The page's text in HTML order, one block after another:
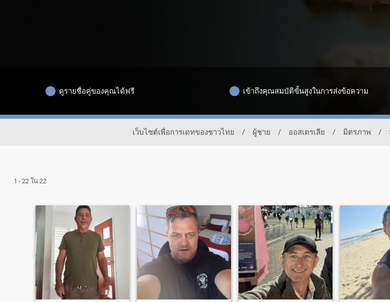
ดูรายชื่อคู่ของคุณได้ฟรี เข้าถึงคุณสมบัติขั้นสูงในการส่งข้อความ
เว็บไซต์เพื่อการเดทของชาวไทย / ผู้ชาย / ออสเตรเลีย / มิตรภาพ /
1 - 22 ใน 22